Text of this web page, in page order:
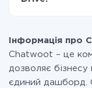
передаються з
при
Інформація про
Chatwoot – це
дозволяє бізнесу
єдиний дашборд.